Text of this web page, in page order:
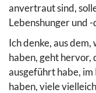
anvertraut sind,
Lebenshunger und
Ich denke, aus
haben, geht hervor,
ausgeführt habe,
haben, viele